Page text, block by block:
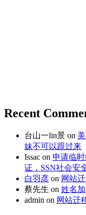
Recent
台山一lin景 on
妹不可以跟过来
Issac on 申请临
证，SSN社会安
白羽彦 on 网站
蔡先生 on 姓名
admin on 网站迁